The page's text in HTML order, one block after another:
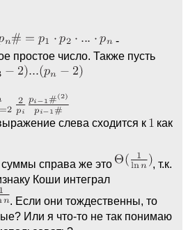
-
простое число. Также пусть
слева сходится к
как
справа же это
, т.к.
Коши интеграл
. Если они тождественны, то
Или я что-то не так понимаю